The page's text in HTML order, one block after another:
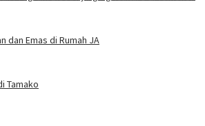
dan Emas di Rumah JA
Tamako